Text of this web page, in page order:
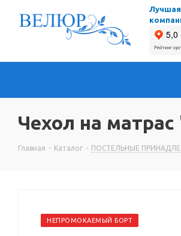
Лучшая
Чехол на
Главная - Каталог - ПОСТЕЛЬНЫЕ
НЕПРОМОКАЕМЫЙ БОРТ